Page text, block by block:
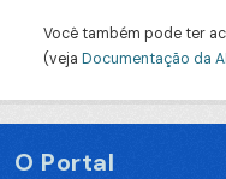
Você também pode ter
(veja Documentação da
O Portal